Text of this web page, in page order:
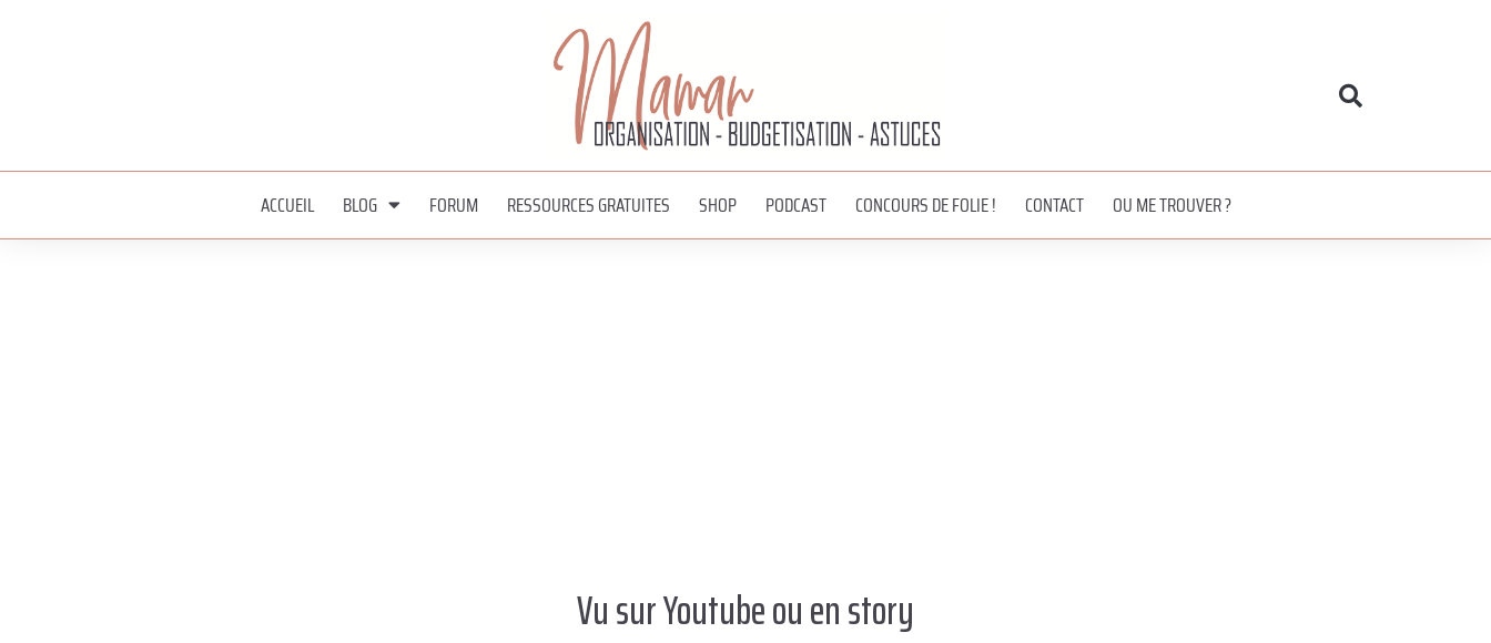
ACCUEIL BLOG FORUM RESSOURCES GRATUITES SHOP PODCAST CONCOURS DE FOLIE ! CONTACT OU ME TROUVER ?
Vu sur Youtube ou en story